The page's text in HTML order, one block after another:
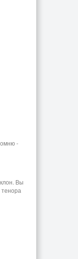
-
Вы
тенора